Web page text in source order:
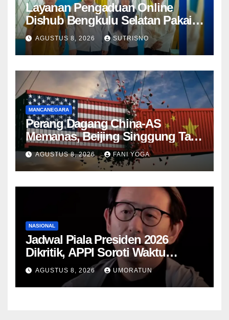
Layanan Pengaduan Online
Dishub Bengkulu Selatan Pakai
QR Code untuk Lapor Rambu
Rusak hingga Parkir Liar
AGUSTUS 8, 2026 SUTRISNO
MANCANEGARA
Perang Dagang China-AS
Memanas, Beijing Singgung Tarif
Trump dan Penyelidikan
Keamanan Nasional
AGUSTUS 8, 2026 FANI YOGA
NASIONAL
Jadwal Piala Presiden 2026
Dikritik, APPI Soroti Waktu
Pemulihan Pemain Hanya Satu
Hari
AGUSTUS 8, 2026 UMORATUN